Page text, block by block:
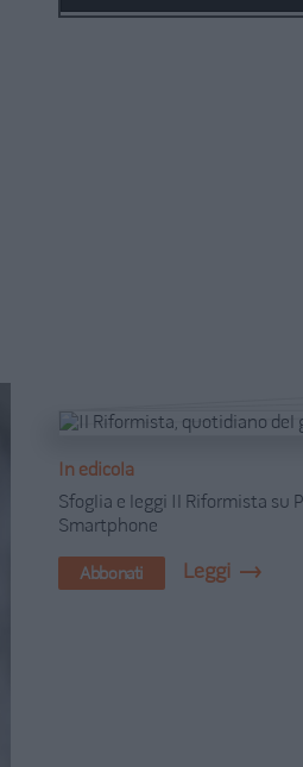
In edicola
Sfoglia e leggi Il Riformista su
Smartphone
Abbonati Leggi